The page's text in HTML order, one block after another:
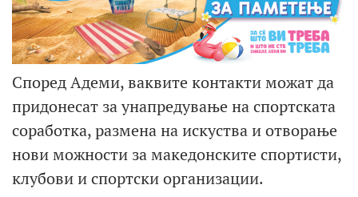
Според Адеми, ваквите контакти можат да
придонесат за унапредување на спортската
соработка, размена на искуства и отворање
нови можности за македонските спортисти,
клубови и спортски организации.